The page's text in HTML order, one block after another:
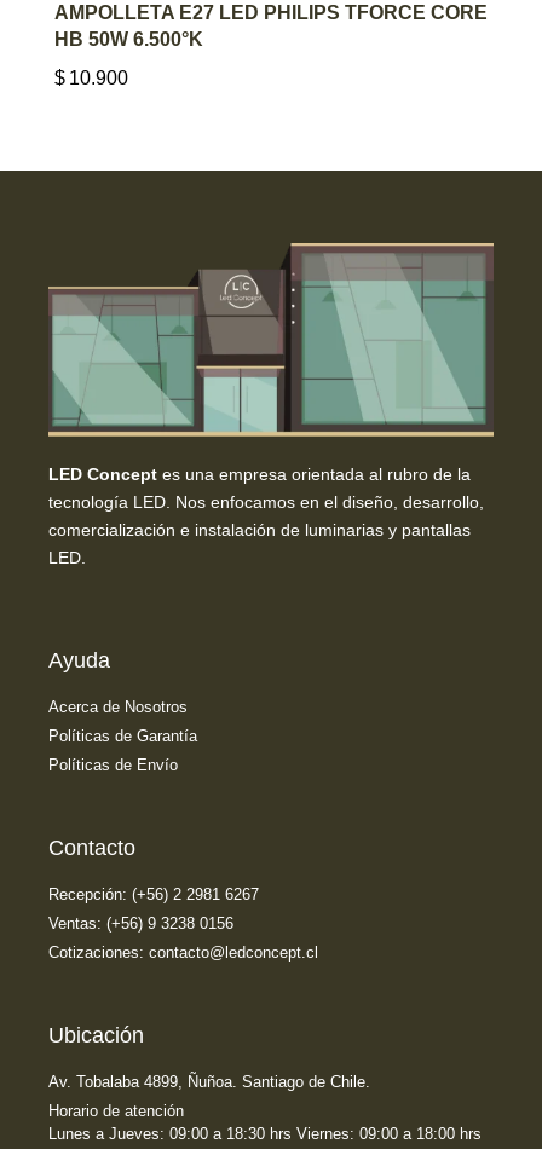
AGREGAR AL CARRITO
AMPOLLETA E27 LED PHILIPS TFORCE CORE
HB 50W 6.500°K
$ 10.900
LED Concept es una empresa orientada al rubro de la
tecnología LED. Nos enfocamos en el diseño, desarrollo,
comercialización e instalación de luminarias y pantallas
LED.
Ayuda
Acerca de Nosotros
Políticas de Garantía
Políticas de Envío
Contacto
Recepción: (+56) 2 2981 6267
Ventas: (+56) 9 3238 0156
Cotizaciones: contacto@ledconcept.cl
Ubicación
Av. Tobalaba 4899, Ñuñoa. Santiago de Chile.
Horario de atención
Lunes a Jueves: 09:00 a 18:30 hrs Viernes: 09:00 a 18:00 hrs